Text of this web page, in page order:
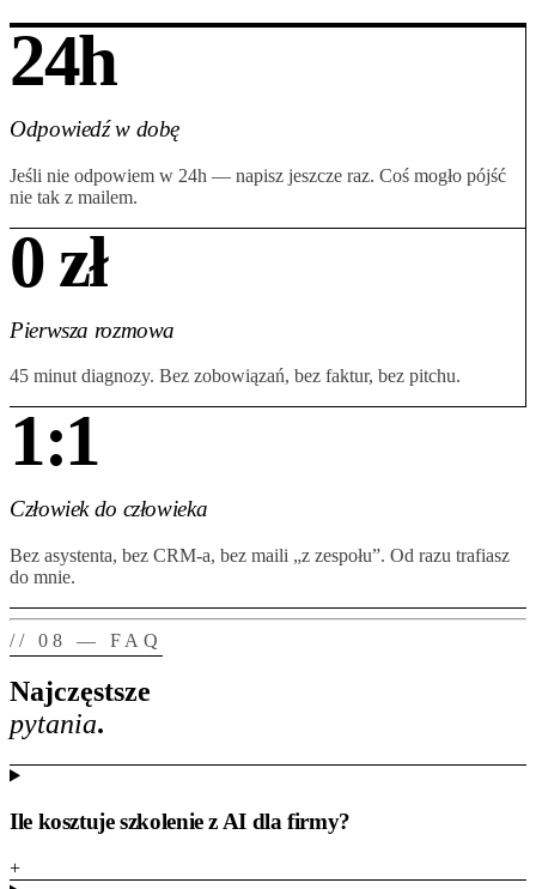
24h
Odpowiedź w dobę
Jeśli nie odpowiem w 24h — napisz jeszcze raz. Coś mogło pójść
nie tak z mailem.
0 zł
Pierwsza rozmowa
45 minut diagnozy. Bez zobowiązań, bez faktur, bez pitchu.
1:1
Człowiek do człowieka
Bez asystenta, bez CRM-a, bez maili „z zespołu”. Od razu trafiasz
do mnie.
// 08 — FAQ
Najczęstsze
pytania.
Ile kosztuje szkolenie z AI dla firmy?
+